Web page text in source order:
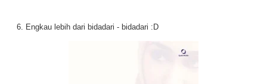
6. Engkau lebih dari bidadari - bidadari :D